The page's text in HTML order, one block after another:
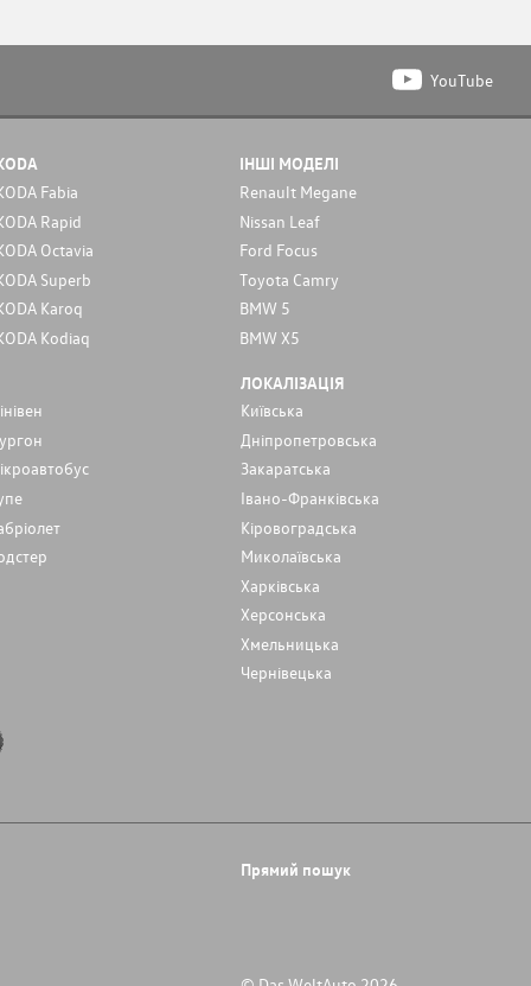
YouTube
Fabia
Rapid
Octavia
Superb
Karoq
Kodiaq
ІНШІ МОДЕЛІ
Renault Megane
Nissan Leaf
Ford Focus
Toyota Camry
BMW 5
BMW X5
ЛОКАЛІЗАЦІЯ
Київська
Дніпропетровська
Закаратська
Івано-Франківська
Кіровоградська
Миколаївська
Харківська
Херсонська
Хмельницька
Чернівецька
Прямий пошук